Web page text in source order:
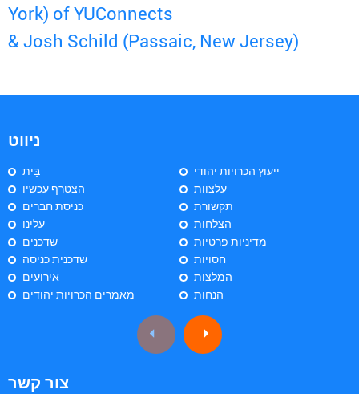
York) of YUConnects
& Josh Schild (Passaic, New Jersey)
ניווט
בַּיִת
הצטרף עכשיו
כניסת חברים
עלינו
שדכנים
שדכנית כניסה
אירועים
מאמרים הכרויות יהודים
ייעוץ הכרויות יהודי
עלצוות
תקשורת
הצלחות
מדיניות פרטיות
חסויות
המלצות
הנחות
צור קשר